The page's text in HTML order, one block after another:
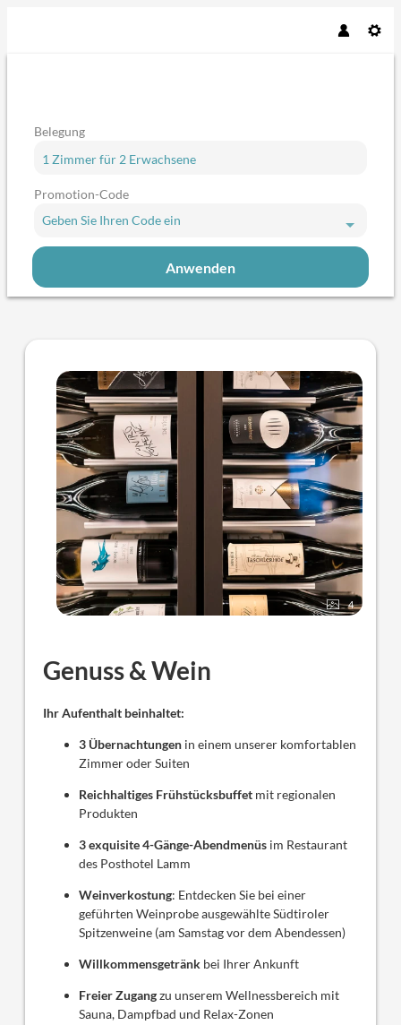
Belegung
1 Zimmerfür 2 Erwachsene
Promotion-Code
Geben Sie Ihren Code ein
Anwenden
Angebotsdetails für Genuss &
4
Genuss & Wein
Ihr Aufenthalt beinhaltet:
3 Übernachtungen in einem unserer komfortablen
Zimmer oder Suiten
Reichhaltiges Frühstücksbuffet mit regionalen
Produkten
3 exquisite 4-Gänge-Abendmenüs im Restaurant
des Posthotel Lamm
Weinverkostung: Entdecken Sie bei einer
geführten Weinprobe ausgewählte Südtiroler
Spitzenweine (am Samstag vor dem Abendessen)
Willkommensgetränk bei Ihrer Ankunft
Freier Zugangzu unserem Wellnessbereich mit
Sauna, Dampfbad und Relax-Zonen